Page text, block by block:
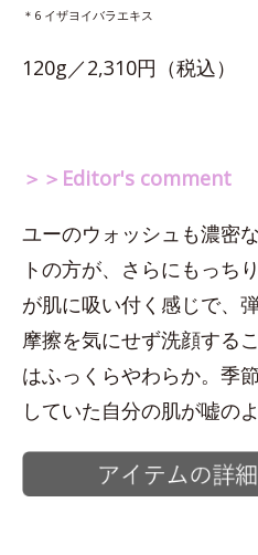
＊6 イザヨイバラエキス
120g／2,310円（税込）
＞＞Editor's comment
ユーのウォッシュも濃密
トの方が、さらにもっち
が肌に吸い付く感じで、
摩擦を気にせず洗顔する
はふっくらやわらか。季
していた自分の肌が嘘の